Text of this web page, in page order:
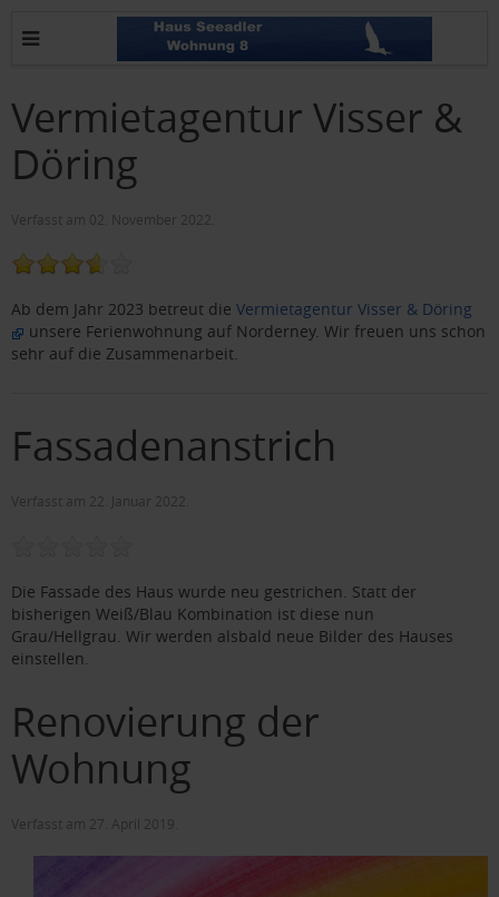
Vermietagentur Visser &
Döring
Verfasst am 02. November 2022
Ab dem Jahr 2023 betreut die Vermietagentur Visser & Döring
unsere Ferienwohnung auf Norderney. Wir freuen uns schon
sehr auf die Zusammenarbeit.
Fassadenanstrich
Verfasst am 22. Januar 2022
Die Fassade des Haus wurde neu gestrichen. Statt der
bisherigen Weiß/Blau Kombination ist diese nun
Grau/Hellgrau. Wir werden alsbald neue Bilder des Hauses
einstellen.
Renovierung der
Wohnung
Verfasst am 27. April 2019